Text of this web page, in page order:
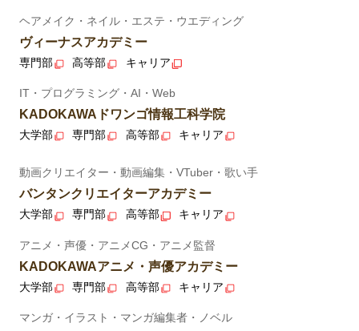
ヘアメイク・ネイル・エステ・ウエディング
ヴィーナスアカデミー
専門部 高等部 キャリア
IT・プログラミング・AI・Web
KADOKAWAドワンゴ情報工科学院
大学部 専門部 高等部 キャリア
動画クリエイター・動画編集・VTuber・歌い手
バンタンクリエイターアカデミー
大学部 専門部 高等部 キャリア
アニメ・声優・アニメCG・アニメ監督
KADOKAWAアニメ・声優アカデミー
大学部 専門部 高等部 キャリア
マンガ・イラスト・マンガ編集者・ノベル